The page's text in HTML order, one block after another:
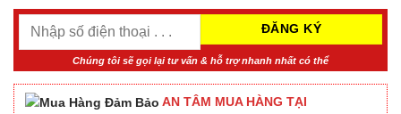
Chúng tôi sẽ gọi lại tư vấn & hỗ trợ nhanh nhất có thể
AN TÂM MUA HÀNG TẠI